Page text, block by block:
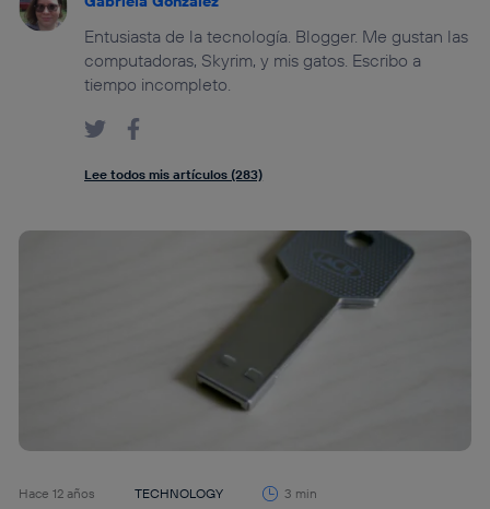
Entusiasta de la tecnología. Blogger. Me gustan las
computadoras, Skyrim, y mis gatos. Escribo a
tiempo incompleto.
Lee todos mis artículos (283)
Hace 12 años TECHNOLOGY 3 min